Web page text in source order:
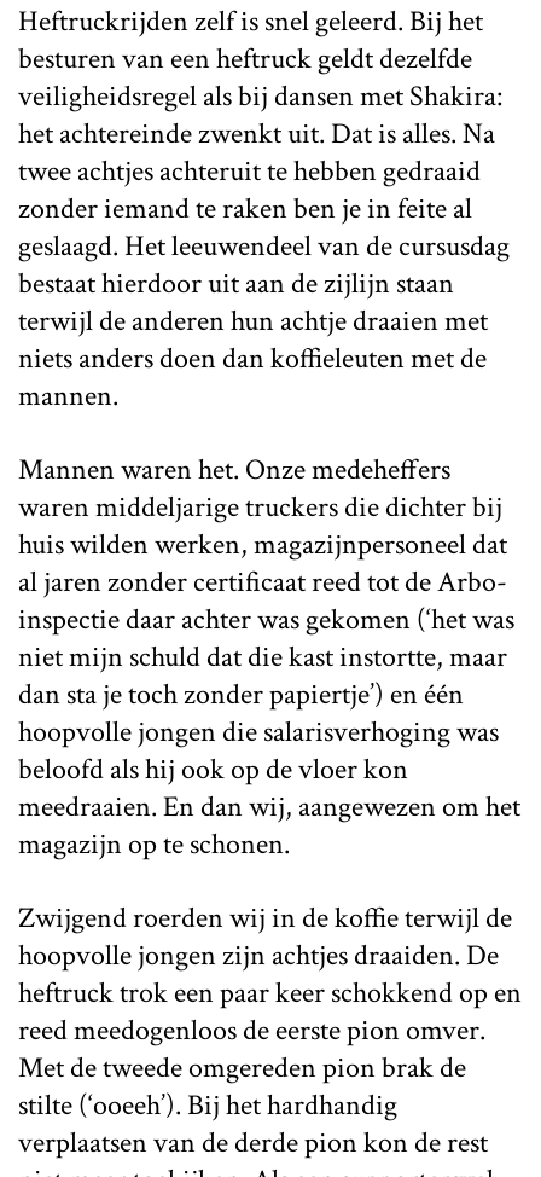
Heftruckrijden zelf is snel geleerd. Bij het
besturen van een heftruck geldt dezelfde
veiligheidsregel als bij dansen met Shakira:
het achtereinde zwenkt uit. Dat is alles. Na
twee achtjes achteruit te hebben gedraaid
zonder iemand te raken ben je in feite al
geslaagd. Het leeuwendeel van de cursusdag
bestaat hierdoor uit aan de zijlijn staan
terwijl de anderen hun achtje draaien met
niets anders doen dan koffieleuten met de
mannen.
Mannen waren het. Onze medeheffers
waren middeljarige truckers die dichter bij
huis wilden werken, magazijnpersoneel dat
al jaren zonder certificaat reed tot de Arbo-
inspectie daar achter was gekomen (‘het was
niet mijn schuld dat die kast instortte, maar
dan sta je toch zonder papiertje’) en één
hoopvolle jongen die salarisverhoging was
beloofd als hij ook op de vloer kon
meedraaien. En dan wij, aangewezen om het
magazijn op te schonen.
Zwijgend roerden wij in de koffie terwijl de
hoopvolle jongen zijn achtjes draaiden. De
heftruck trok een paar keer schokkend op en
reed meedogenloos de eerste pion omver.
Met de tweede omgereden pion brak de
stilte (‘ooeeh’). Bij het hardhandig
verplaatsen van de derde pion kon de rest